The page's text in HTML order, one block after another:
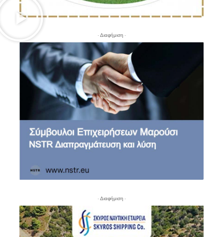
- Διαφήμιση -
- Διαφήμιση -